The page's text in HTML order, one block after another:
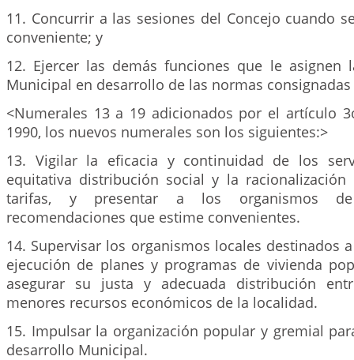
11. Concurrir a las sesiones del Concejo cuando
conveniente; y
12. Ejercer las demás funciones que le asignen
Municipal en desarrollo de las normas
<Numerales 13 a 19 adicionados por el artículo
1990, los nuevos numerales son los siguientes:>
13. Vigilar la eficacia y continuidad de los
equitativa distribución social y la racionalización
tarifas, y presentar a los organismos
recomendaciones que estime convenientes.
14. Supervisar los organismos locales destinados
ejecución de planes y programas de vivienda
asegurar su justa y adecuada distribución
menores recursos económicos de la localidad.
15. Impulsar la organización popular y gremial
desarrollo Municipal.